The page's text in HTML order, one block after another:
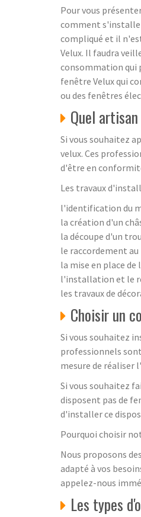
Pour vous
comment s'installe
compliqué et il
Velux. Il faudra
consommation qui
fenêtre Velux qui
ou des fenêtres
Quel
Si vous souhaitez
velux. Ces
d'être en
Les travaux
l'identification du
la création d'un
la découpe d'un
le raccordement
la mise en place
l'installation et le
les travaux de
Choisir un
Si vous souhaitez
professionnels
mesure de
Si vous souhaitez
disposent pas de
d'installer ce
Pourquoi choisir
Nous proposons
adapté à vos
appelez-nous
Les types